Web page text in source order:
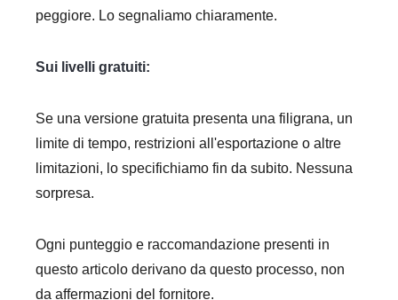
peggiore. Lo segnaliamo chiaramente.
Sui livelli gratuiti:
Se una versione gratuita presenta una filigrana, un
limite di tempo, restrizioni all'esportazione o altre
limitazioni, lo specifichiamo fin da subito. Nessuna
sorpresa.
Ogni punteggio e raccomandazione presenti in
questo articolo derivano da questo processo, non
da affermazioni del fornitore.